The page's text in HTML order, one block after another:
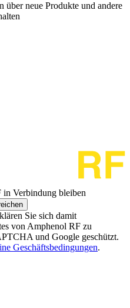
über neue Produkte und andere
Verbindung bleiben
Sie sich damit
von Amphenol RF zu
und Google geschützt.
Geschäftsbedingungen.